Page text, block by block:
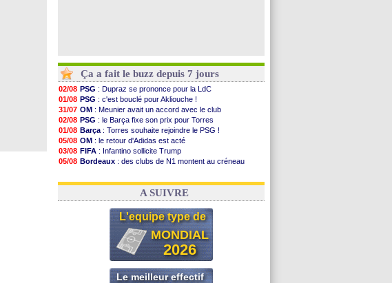
Ça a fait le buzz depuis 7 jours
02/08 PSG : Dupraz se prononce pour la LdC
01/08 PSG : c'est bouclé pour Akliouche !
31/07 OM : Meunier avait un accord avec le club
02/08 PSG : le Barça fixe son prix pour Torres
01/08 Barça : Torres souhaite rejoindre le PSG !
05/08 OM : le retour d'Adidas est acté
03/08 FIFA : Infantino sollicite Trump
05/08 Bordeaux : des clubs de N1 montent au créneau
03/08 Real: le démenti de Leipzig pour Diomandé
A SUIVRE
L'equipe type de
MONDIAL
2026
Le meilleur effectif